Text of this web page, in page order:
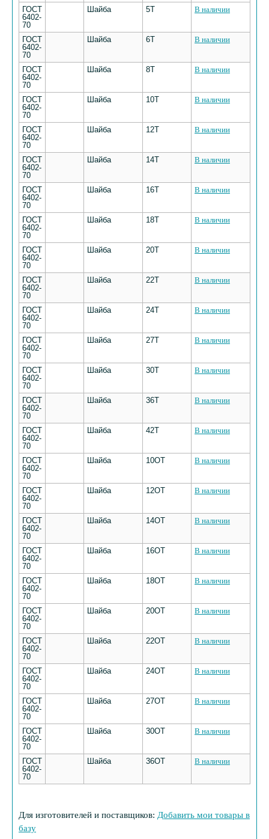
ГОСТ
6402-
70
Шайба 5Т В наличии
ГОСТ
6402-
70
Шайба 6Т В наличии
ГОСТ
6402-
70
Шайба 8Т В наличии
ГОСТ
6402-
70
Шайба 10Т В наличии
ГОСТ
6402-
70
Шайба 12Т В наличии
ГОСТ
6402-
70
Шайба 14Т В наличии
ГОСТ
6402-
70
Шайба 16Т В наличии
ГОСТ
6402-
70
Шайба 18Т В наличии
ГОСТ
6402-
70
Шайба 20Т В наличии
ГОСТ
6402-
70
Шайба 22Т В наличии
ГОСТ
6402-
70
Шайба 24Т В наличии
ГОСТ
6402-
70
Шайба 27Т В наличии
ГОСТ
6402-
70
Шайба 30Т В наличии
ГОСТ
6402-
70
Шайба 36Т В наличии
ГОСТ
6402-
70
Шайба 42Т В наличии
ГОСТ
6402-
70
Шайба 10ОТ В наличии
ГОСТ
6402-
70
Шайба 12ОТ В наличии
ГОСТ
6402-
70
Шайба 14ОТ В наличии
ГОСТ
6402-
70
Шайба 16ОТ В наличии
ГОСТ
6402-
70
Шайба 18ОТ В наличии
ГОСТ
6402-
70
Шайба 20ОТ В наличии
ГОСТ
6402-
70
Шайба 22ОТ В наличии
ГОСТ
6402-
70
Шайба 24ОТ В наличии
ГОСТ
6402-
70
Шайба 27ОТ В наличии
ГОСТ
6402-
70
Шайба 30ОТ В наличии
ГОСТ
6402-
70
Шайба 36ОТ В наличии
Для изготовителей и поставщиков: Добавить мои товары в
базу